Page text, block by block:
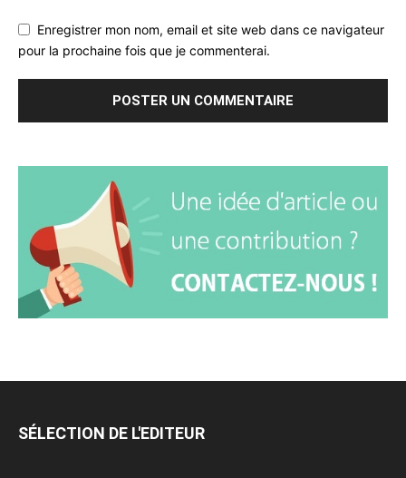
Enregistrer mon nom, email et site web dans ce navigateur
pour la prochaine fois que je commenterai.
SÉLECTION DE L'EDITEUR